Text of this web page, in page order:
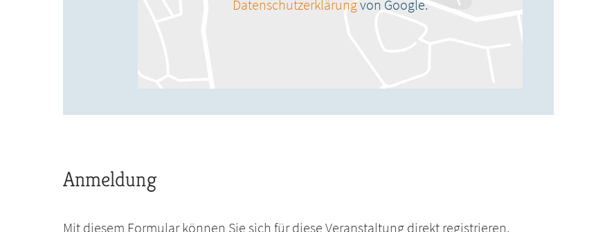
Datenschutzerklärungvon Google.
Anmeldung
Mit diesem Formular können Sie sich für diese Veranstaltung direkt registrieren.